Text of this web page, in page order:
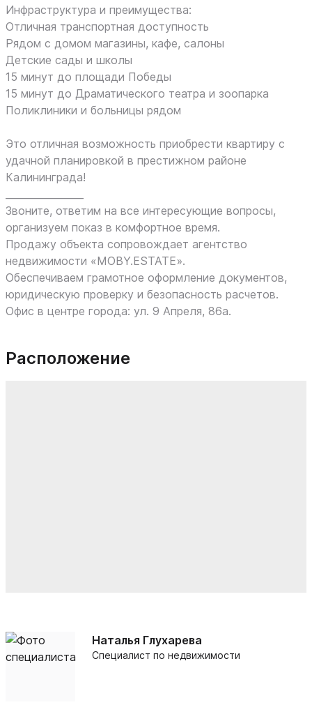
Инфраструктура и преимущества:
Отличная транспортная доступность
Рядом с домом магазины, кафе, салоны
Детские сады и школы
15 минут до площади Победы
15 минут до Драматического театра и зоопарка
Поликлиники и больницы рядом
Это отличная возможность приобрести квартиру с
удачной планировкой в престижном районе
Калининграда!
Звоните, ответим на все интересующие вопросы,
организуем показ в комфортное время.
Продажу объекта сопровождает агентство
недвижимости «MOBY.ESTATE».
Обеспечиваем грамотное оформление документов,
юридическую проверку и безопасность расчетов.
Офис в центре города: ул. 9 Апреля, 86а.
Расположение
Наталья Глухарева
Специалист по недвижимости